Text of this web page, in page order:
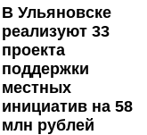
В Ульяновске
реализуют 33
проекта
поддержки
местных
инициатив на 58
млн рублей